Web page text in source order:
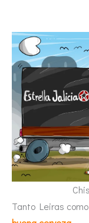
Tanto Leiras